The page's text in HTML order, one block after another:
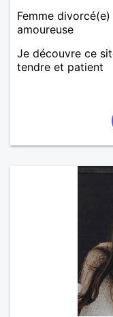
Femme
amoureuse
Je découvre ce
tendre et patient